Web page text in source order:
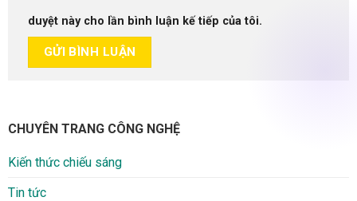
duyệt này cho lần bình luận kế tiếp của tôi.
CHUYÊN TRANG CÔNG NGHỆ
Kiến thức chiếu sáng
Tin tức